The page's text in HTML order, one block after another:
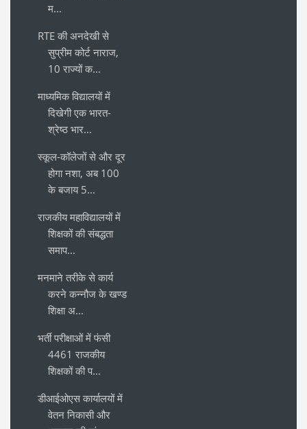
म...
RTE की अनदेखी से
सुप्रीम कोर्ट नाराज,
10 राज्यों क...
माध्यमिक विद्यालयों में
दिखेगी एक भारत-
श्रेष्ठ भार...
स्कूल-कॉलेजों से और दूर
होगा नशा, अब 100
के बजाय 5...
राजकीय महाविद्यालयों में
शिक्षकों की संबद्धता
समाप...
मनमाने तरीके से कार्य
करने कन्नौज के खण्ड
शिक्षा अ...
भर्ती परीक्षाओं में फंसी
4461 राजकीय
शिक्षकों की प...
डीआईओएस कार्यालयों में
वेतन निकासी और